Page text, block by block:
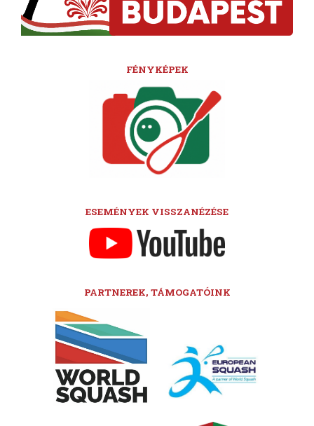
FÉNYKÉPEK
ESEMÉNYEK VISSZANÉZÉSE
PARTNEREK, TÁMOGATÓINK